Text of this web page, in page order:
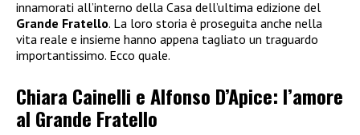
innamorati all’interno della Casa dell’ultima edizione del
Grande Fratello. La loro storia è proseguita anche nella
vita reale e insieme hanno appena tagliato un traguardo
importantissimo. Ecco quale.
Chiara Cainelli e Alfonso D’Apice: l’amore
al Grande Fratello